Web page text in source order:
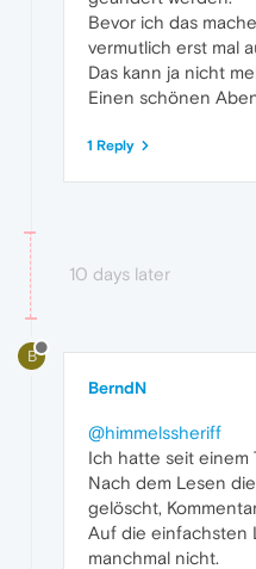
Bevor ich das
vermutlich erst mal
Das kann ja nicht
Einen schönen
1 Reply
10 days later
B
BerndN
@himmelssheriff
Ich hatte seit einem
Nach dem Lesen
gelöscht,
Auf die einfachsten
manchmal nicht.